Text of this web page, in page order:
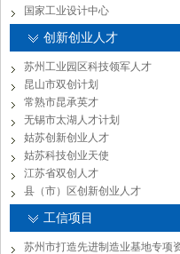
国家工业设计中心
创新创业人才
苏州工业园区科技领军人才
昆山市双创计划
常熟市昆承英才
无锡市太湖人才计划
姑苏创新创业人才
姑苏科技创业天使
江苏省双创人才
县（市）区创新创业人才
工信项目
苏州市打造先进制造业基地专项